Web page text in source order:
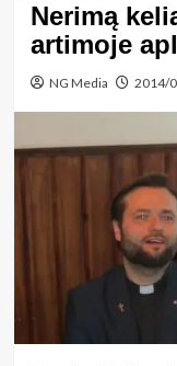
Nerimą
artimoje
NG Media 2014/